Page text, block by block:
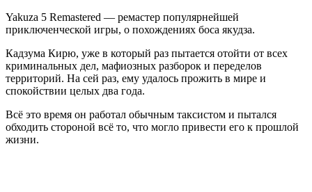
Yakuza 5 Remastered — ремастер популярнейшей
приключенческой игры, о похождениях боса якудза.
Кадзума Кирю, уже в который раз пытается отойти от всех
криминальных дел, мафиозных разборок и переделов
территорий. На сей раз, ему удалось прожить в мире и
спокойствии целых два года.
Всё это время он работал обычным таксистом и пытался
обходить стороной всё то, что могло привести его к прошлой
жизни.